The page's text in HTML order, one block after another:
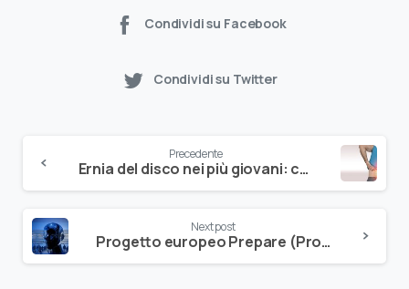
Condividi su Facebook
Condividi su Twitter
Precedente
Ernia del disco nei più giovani: cos’è e come si può prevenire
Next post
Progetto europeo Prepare (Programma UE Horizon): Isico fra i partecipanti